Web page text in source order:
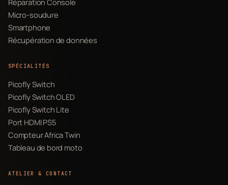
Micro-soudure
Smartphone
Récupération de données
SPÉCIALITÉS
Picofly Switch
Picofly Switch OLED
Picofly Switch Lite
Port HDMI PS5
Compteur Africa Twin
Tableau de bord moto
ATELIER & CONTACT